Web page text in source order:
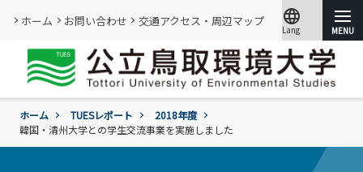
ホーム お問い合わせ 交通アクセス・周辺マップ language
Lang
文字サイズ 小
大学紹介
ホーム TUESレポート
2018年度
韓国・清州大学との学生交流事業を実施しました